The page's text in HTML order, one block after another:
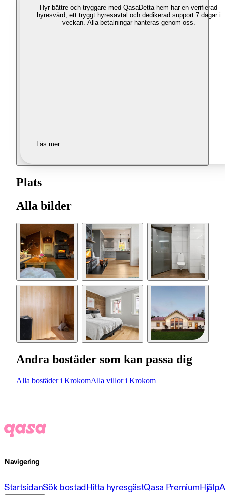
Hyr bättre och tryggare med QasaDetta hem har en verifierad
hyresvärd, ett tryggt hyresavtal och dedikerad support 7 dagar i
veckan. Alla betalningar hanteras genom oss.
Läs mer
Plats
Alla bilder
Andra bostäder som kan passa dig
Alla bostäder i KrokomAlla villor i Krokom
Navigering
StartsidanSök bostadHitta hyresgästQasa PremiumHjälp